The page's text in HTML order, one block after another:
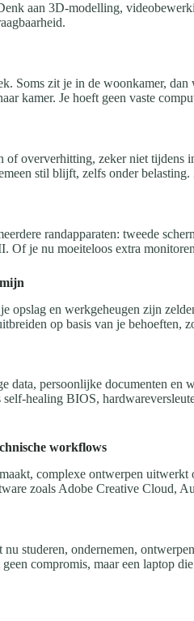
aan 3D-modelling,
Soms zit je in de woonkamer,
kamer. Je hoeft geen vaste
oververhitting, zeker niet tijdens
stil blijft, zelfs onder
randapparaten: tweede
je nu moeiteloos extra
opslag en werkgeheugen zijn
op basis van je behoeften,
data, persoonlijke documenten
healing BIOS,
workflows
complexe ontwerpen
zoals Adobe Creative Cloud,
studeren, ondernemen,
compromis, maar een laptop